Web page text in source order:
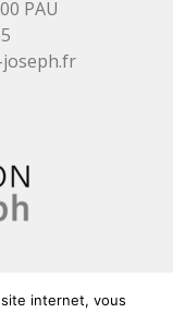
PAU
internet, vous